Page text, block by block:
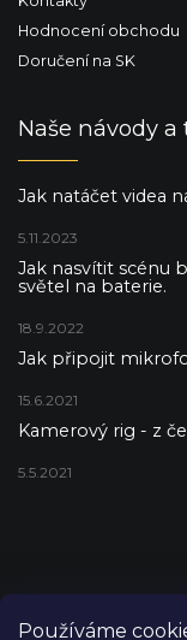
Používáme
Hodnocení obchodu
Doručení na SK
Naše návody a
Jak natáčet videa
5.11.2023
Jak nasvítit scénu
světel na baterie.
18.9.2022
Jak připojit
15.6.2021
Kamerový rig - z
5.5.2021